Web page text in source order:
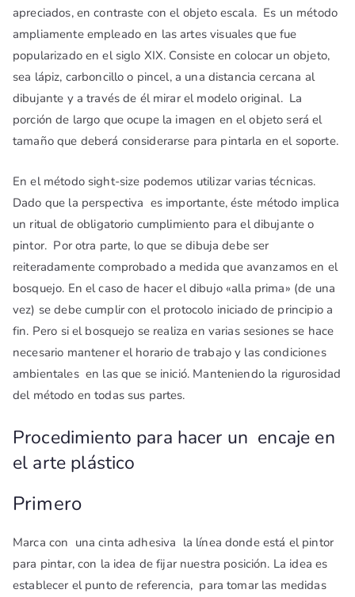
apreciados, en contraste con el objeto escala. Es un método
ampliamente empleado en las artes visuales que fue
popularizado en el siglo XIX. Consiste en colocar un objeto,
sea lápiz, carboncillo o pincel, a una distancia cercana al
dibujante y a través de él mirar el modelo original. La
porción de largo que ocupe la imagen en el objeto será el
tamaño que deberá considerarse para pintarla en el soporte.
En el método sight-size podemos utilizar varias técnicas.
Dado que la perspectiva es importante, éste método implica
un ritual de obligatorio cumplimiento para el dibujante o
pintor. Por otra parte, lo que se dibuja debe ser
reiteradamente comprobado a medida que avanzamos en el
bosquejo. En el caso de hacer el dibujo «alla prima» (de una
vez) se debe cumplir con el protocolo iniciado de principio a
fin. Pero si el bosquejo se realiza en varias sesiones se hace
necesario mantener el horario de trabajo y las condiciones
ambientales en las que se inició. Manteniendo la rigurosidad
del método en todas sus partes.
Procedimiento para hacer un encaje en
el arte plástico
Primero
Marca con una cinta adhesiva la línea donde está el pintor
para pintar, con la idea de fijar nuestra posición. La idea es
establecer el punto de referencia, para tomar las medidas